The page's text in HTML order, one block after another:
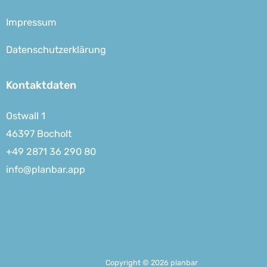
Impressum
Datenschutzerklärung
Kontaktdaten
Ostwall 1
46397 Bocholt
+49 2871 36 290 80
info@planbar.app
Copyright © 2026 planbar